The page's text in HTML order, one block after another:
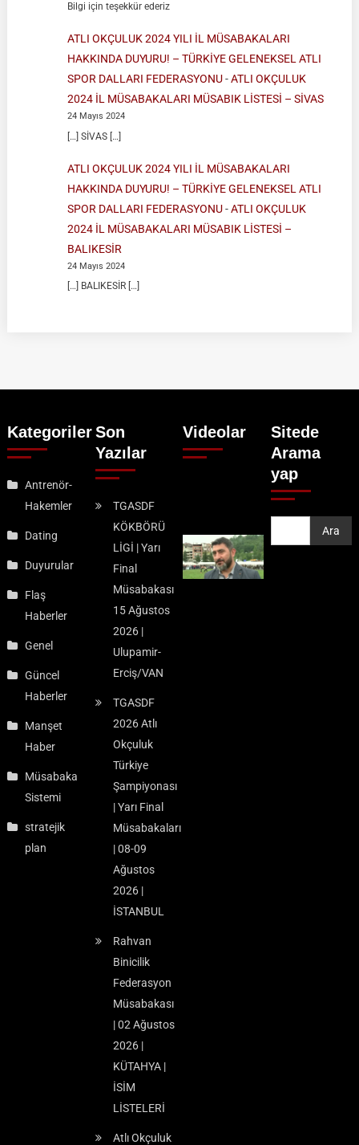
Bilgi için teşekkür ederiz
ATLI OKÇULUK 2024 YILI İL MÜSABAKALARI
HAKKINDA DUYURU! – TÜRKİYE GELENEKSEL ATLI
SPOR DALLARI FEDERASYONU-ATLI OKÇULUK
2024 İL MÜSABAKALARI MÜSABIK LİSTESİ – SİVAS
24 Mayıs 2024
[…] SİVAS […]
ATLI OKÇULUK 2024 YILI İL MÜSABAKALARI
HAKKINDA DUYURU! – TÜRKİYE GELENEKSEL ATLI
SPOR DALLARI FEDERASYONU-ATLI OKÇULUK
2024 İL MÜSABAKALARI MÜSABIK LİSTESİ –
BALIKESİR
24 Mayıs 2024
[…] BALIKESİR […]
Kategoriler
Antrenör-
Hakemler
Dating
Duyurular
Flaş
Haberler
Genel
Güncel
Haberler
Manşet
Haber
Müsabaka
Sistemi
stratejik
plan
Son
Yazılar
TGASDF
KÖKBÖRÜ
LİGİ | Yarı
Final
Müsabakası
15 Ağustos
2026 |
Ulupamir-
Erciş/VAN
TGASDF
2026 Atlı
Okçuluk
Türkiye
Şampiyonası
| Yarı Final
Müsabakaları
| 08-09
Ağustos
2026 |
İSTANBUL
Rahvan
Binicilik
Federasyon
Müsabakası
| 02 Ağustos
2026 |
KÜTAHYA |
İSİM
LİSTELERİ
Atlı Okçuluk
Videolar
Sitede
Arama
yap
Ara